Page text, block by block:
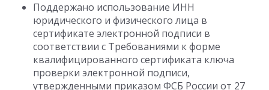
Поддержано использование ИНН
юридического и физического лица в
сертификате электронной подписи в
соответствии с Требованиями к форме
квалифицированного сертификата ключа
проверки электронной подписи,
утвержденными приказом ФСБ России от 27